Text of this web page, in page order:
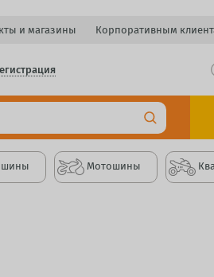
и магазины Корпоративным
шины Мотошины